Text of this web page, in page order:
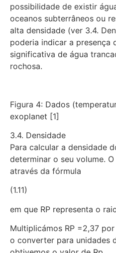
possibilidade de existir
oceanos subterrâneos ou
alta densidade (ver 3.4.
poderia indicar a presença
significativa de água
rochosa.
Figura 4: Dados
exoplanet [1]
3.4. Densidade
Para calcular a densidade
determinar o seu volume.
através da fórmula
(1.11)
em que RP representa o
Multiplicámos RP =2,37
o converter para unidades